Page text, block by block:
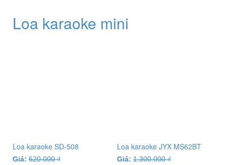
Loa karaoke mini
Loa karaoke SD-508
Giá: 620.000₫
Loa karaoke JYX MS62BT
Giá: 1.300.000₫